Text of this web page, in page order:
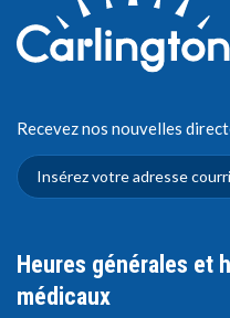
Recevez nos nouvelles
Heures générales et
médicaux